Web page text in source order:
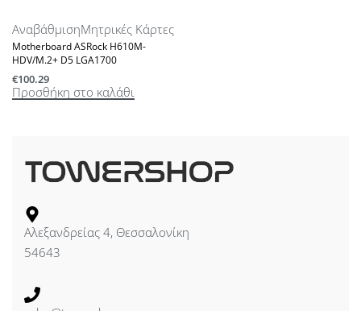
ΑναβάθμισηΜητρικές Κάρτες
Motherboard ASRock H610M-
HDV/M.2+ D5 LGA1700
€100.29
Προσθήκη στο καλάθι
Αλεξανδρείας 4, Θεσσαλονίκη
54643